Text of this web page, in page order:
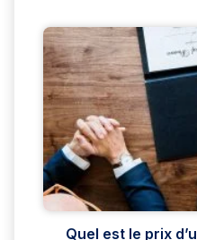
Quel est le prix